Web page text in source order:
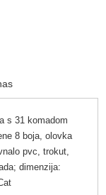
s 31 komadom
8 boja, olovka
pvc, trokut,
dimenzija: